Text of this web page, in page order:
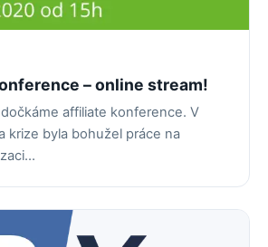
– online stream!
affiliate konference. V
krize byla bohužel práce na